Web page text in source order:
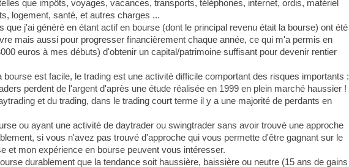
que impôts, voyages, vacances, transports, téléphones, internet, ordis, matériel
logement, santé, et autres charges ...
que j'ai généré en étant actif en bourse (dont le principal revenu était la bourse) ont été
mais aussi pour progresser financièrement chaque année, ce qui m'a permis en
euros à mes débuts) d'obtenir un capital/patrimoine suffisant pour devenir rentier
est facile, le trading est une activité difficile comportant des risques importants :
perdent de l'argent d'après une étude réalisée en 1999 en plein marché haussier !
et du trading, dans le trading court terme il y a une majorité de perdants en
ou ayant une activité de daytrader ou swingtrader sans avoir trouvé une approche
si vous n'avez pas trouvé d'approche qui vous permette d'être gagnant sur le
et mon expérience en bourse peuvent vous intéresser.
durablement que la tendance soit haussière, baissière ou neutre (15 ans de gains